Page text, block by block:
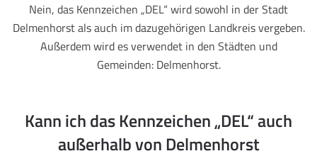
Nein, das Kennzeichen „DEL“ wird sowohl in der Stadt
Delmenhorst als auch im dazugehörigen Landkreis vergeben.
Außerdem wird es verwendet in den Städten und
Gemeinden: Delmenhorst.
Kann ich das Kennzeichen „DEL“ auch
außerhalb von Delmenhorst